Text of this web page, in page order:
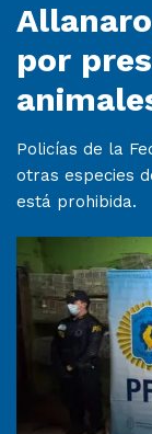
por
Policías de la
otras especies
está prohibida.